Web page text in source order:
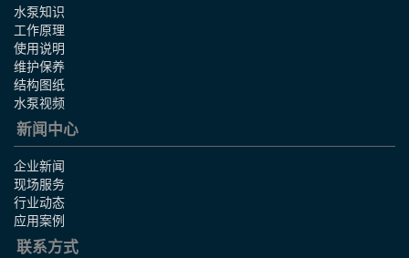
水泵知识
工作原理
使用说明
维护保养
结构图纸
水泵视频
新闻中心
企业新闻
现场服务
行业动态
应用案例
联系方式